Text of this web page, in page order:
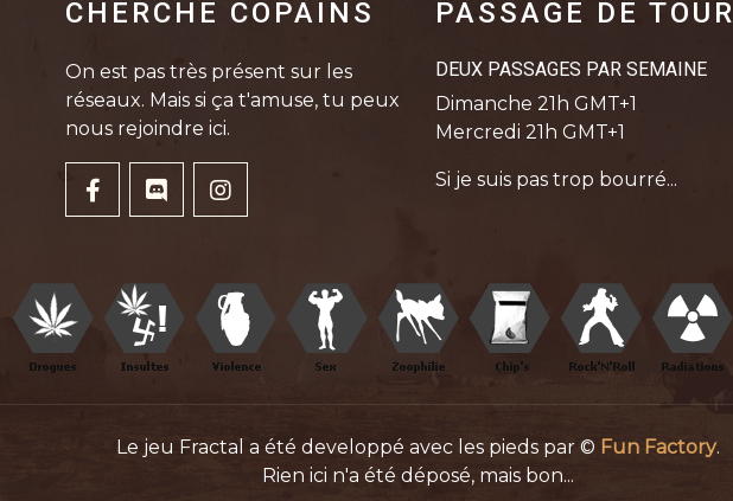
CHERCHE COPAINS
On est pas très présent sur les
réseaux. Mais si ça t'amuse, tu peux
nous rejoindre ici.
PASSAGE DE TOUR
DEUX PASSAGES PAR SEMAINE
Dimanche 21h GMT+1
Mercredi 21h GMT+1
Si je suis pas trop bourré...
Le jeu Fractal a été developpé avec les pieds par © Fun Factory.
Rien ici n'a été déposé, mais bon...